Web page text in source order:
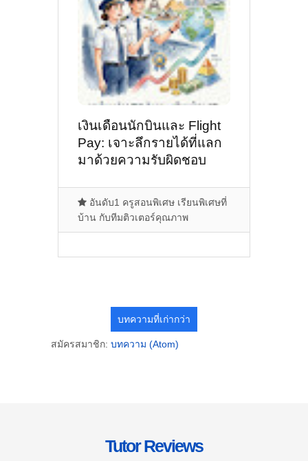
เงินเดือนนักบินและ Flight
Pay: เจาะลึกรายได้ที่แลก
มาด้วยความรับผิดชอบ
อันดับ1 ครูสอนพิเศษ เรียนพิเศษที่
บ้าน กับทีมติวเตอร์คุณภาพ
บทความที่เก่ากว่า
สมัครสมาชิก: บทความ (Atom)
Tutor Reviews